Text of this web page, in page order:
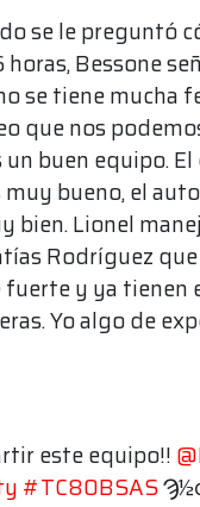
se le preguntó
Bessone
se tiene mucha
que nos
buen equipo.
bueno, el
bien. Lionel
Rodríguez
y ya tienen
Yo algo de
este equipo!!
#TC80BSAS